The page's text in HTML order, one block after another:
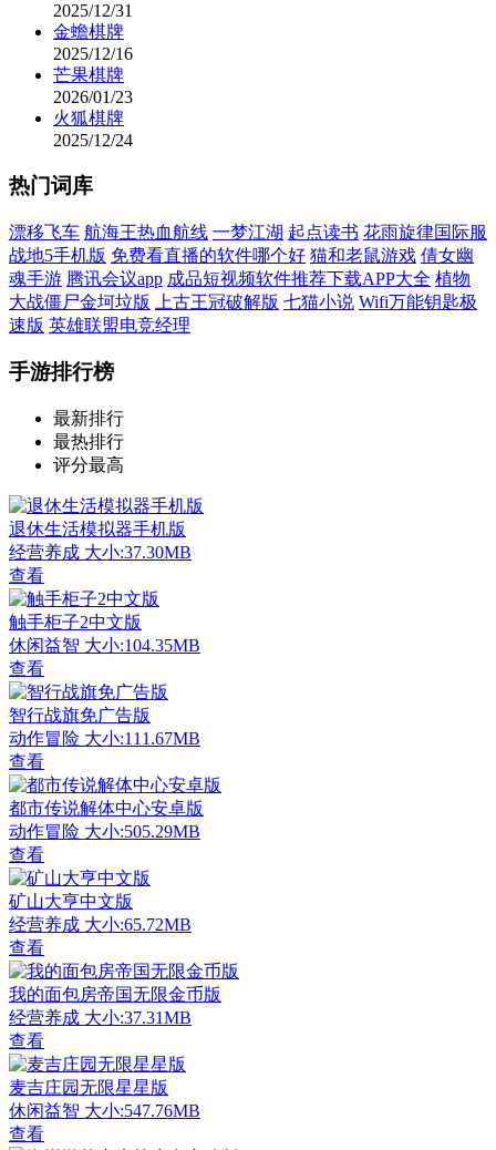
2025/12/31
金蟾棋牌
2025/12/16
芒果棋牌
2026/01/23
火狐棋牌
2025/12/24
热门词库
漂移飞车 航海王热血航线 一梦江湖 起点读书 花雨旋律国际服
战地5手机版 免费看直播的软件哪个好 猫和老鼠游戏 倩女幽
魂手游 腾讯会议app 成品短视频软件推荐下载APP大全 植物
大战僵尸金坷垃版
上古王冠破解版 七猫小说 Wifi万能钥匙极
速版 英雄联盟电竞经理
手游排行榜
最新排行
最热排行
评分最高
退休生活模拟器手机版
经营养成 大小:37.30MB
查看
触手柜子2中文版
休闲益智 大小:104.35MB
查看
智行战旗免广告版
动作冒险 大小:111.67MB
查看
都市传说解体中心安卓版
动作冒险 大小:505.29MB
查看
矿山大亨中文版
经营养成 大小:65.72MB
查看
我的面包房帝国无限金币版
经营养成 大小:37.31MB
查看
麦吉庄园无限星星版
休闲益智 大小:547.76MB
查看